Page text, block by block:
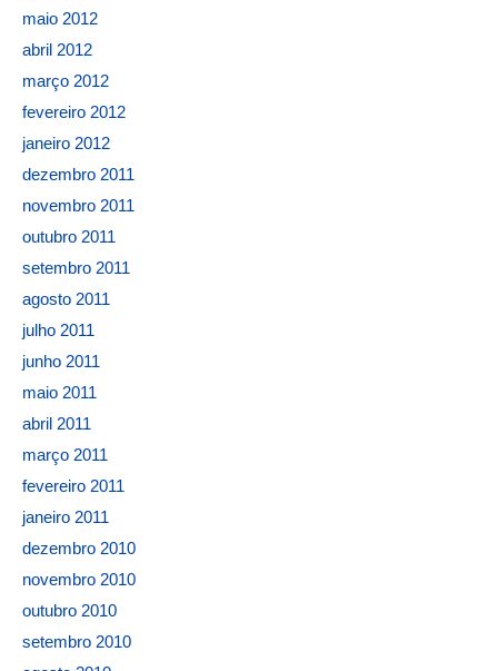
maio 2012
abril 2012
março 2012
fevereiro 2012
janeiro 2012
dezembro 2011
novembro 2011
outubro 2011
setembro 2011
agosto 2011
julho 2011
junho 2011
maio 2011
abril 2011
março 2011
fevereiro 2011
janeiro 2011
dezembro 2010
novembro 2010
outubro 2010
setembro 2010